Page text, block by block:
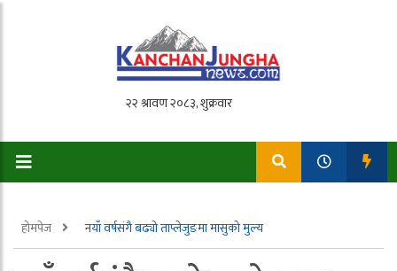
होमपेज नयाँ वर्षसंगै बढ्यो ताप्लेजुङमा मासुको मुल्य